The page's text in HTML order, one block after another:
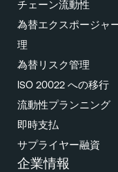
チェーン流動性
為替エクスポージャ
理
為替リスク管理
ISO 20022 への移行
流動性プランニング
即時支払
サプライヤー融資
企業情報